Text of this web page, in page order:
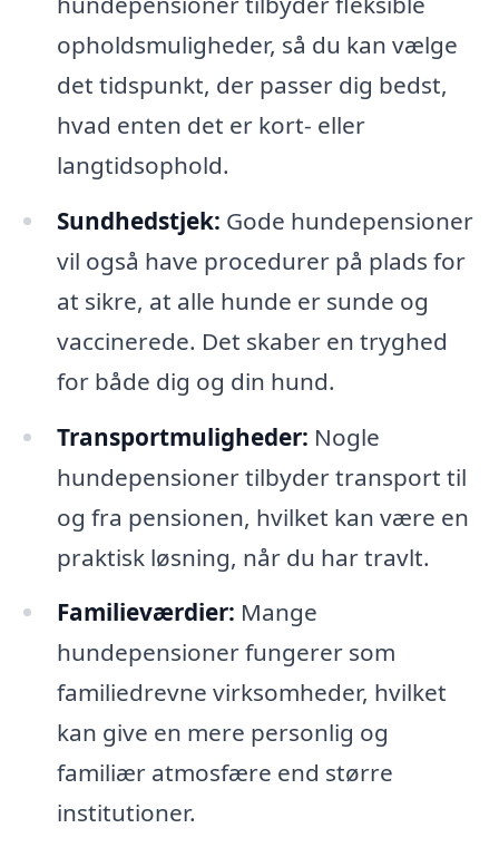
opholdsmuligheder, så du kan vælge
det tidspunkt, der passer dig bedst,
hvad enten det er kort- eller
langtidsophold.
Sundhedstjek: Gode hundepensioner
vil også have procedurer på plads for
at sikre, at alle hunde er sunde og
vaccinerede. Det skaber en tryghed
for både dig og din hund.
Transportmuligheder: Nogle
hundepensioner tilbyder transport til
og fra pensionen, hvilket kan være en
praktisk løsning, når du har travlt.
Familieværdier: Mange
hundepensioner fungerer som
familiedrevne virksomheder, hvilket
kan give en mere personlig og
familiær atmosfære end større
institutioner.